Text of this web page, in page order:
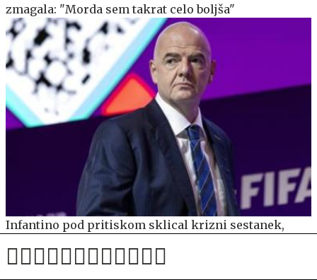
zmagala: "Morda sem takrat celo boljša"
Infantino pod pritiskom sklical krizni sestanek,